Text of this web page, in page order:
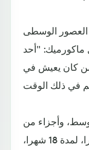
الوسطى
ماكورميك: "أحد
كان يعيش في
وأجزاء من
آسيا، صارت السماء قاتمة ليلا ونهارا، لمدة 18 شهرا،